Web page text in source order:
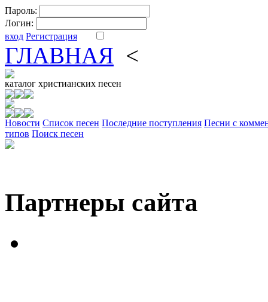
Пароль:
Логин:
вход Регистрация
ГЛАВНАЯ <
каталог христианских песен
Новости Cписок песен Последние поступления Песни с
типов Поиск песен
Партнеры сайта